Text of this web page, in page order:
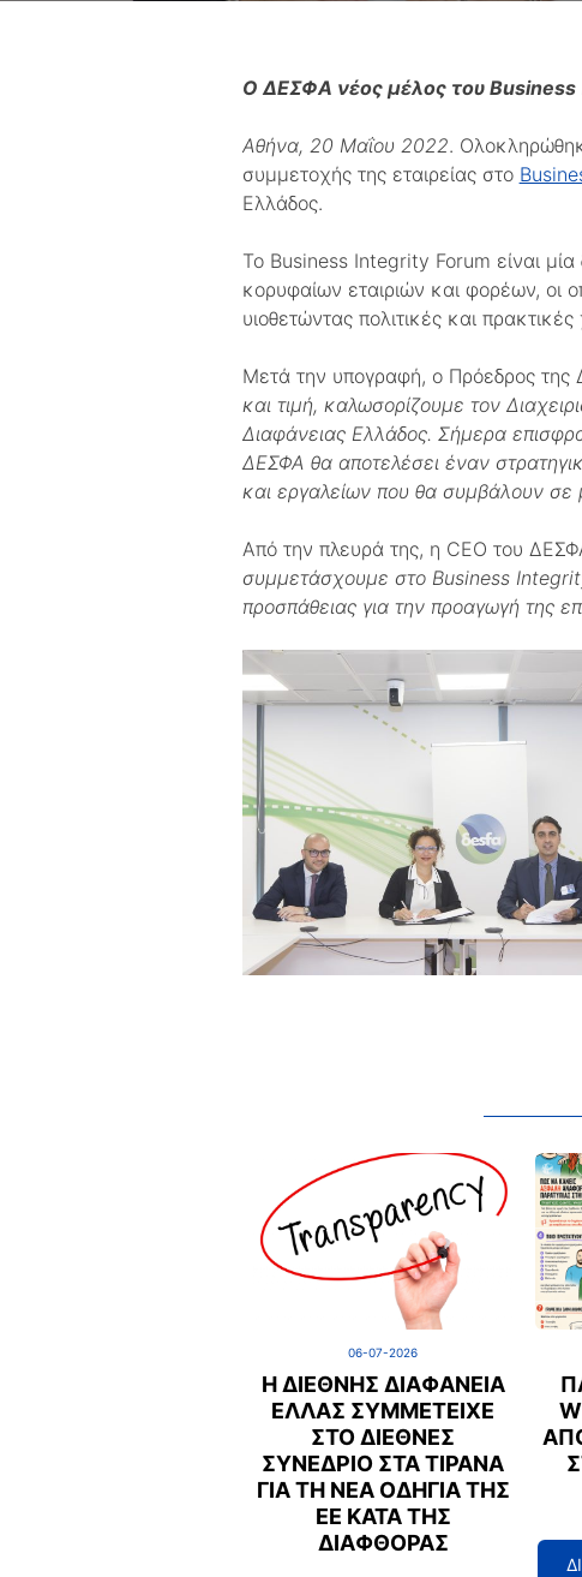
O ΔΕΣΦΑ νέος μέλος του Business
Αθήνα, 20 Μαΐου 2022.
συμμετοχής της εταιρείας στο
Ελλάδος.
Το Business Integrity Forum είναι μία
κορυφαίων εταιριών και φορέων, οι
υιοθετώντας πολιτικές και
Μετά την υπογραφή, ο Πρόεδρος της
και τιμή, καλωσορίζουμε τον
Διαφάνειας Ελλάδος. Σήμερα
ΔΕΣΦΑ θα αποτελέσει έναν
και εργαλείων που θα συμβάλουν σε
Από την πλευρά της, η CEO του
συμμετάσχουμε στο Business
προσπάθειας για την προαγωγή της
06-07-2026
Η ΔΙΕΘΝΉΣ ΔΙΑΦΆΝΕΙΑ
ΕΛΛΆΣ ΣΥΜΜΕΤΕΊΧΕ
ΣΤΟ ΔΙΕΘΝΈΣ
ΣΥΝΈΔΡΙΟ ΣΤΑ ΤΊΡΑΝΑ
ΓΙΑ ΤΗ ΝΈΑ ΟΔΗΓΊΑ ΤΗΣ
ΕΕ ΚΑΤΆ ΤΗΣ
ΔΙΑΦΘΟΡΆΣ